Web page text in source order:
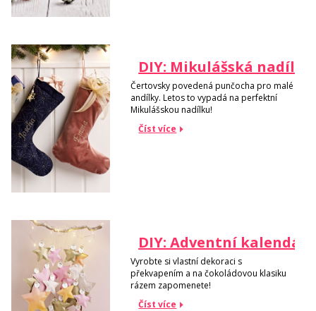
DIY: Mikulášská nadílka
Čertovsky povedená punčocha pro malé
andílky. Letos to vypadá na perfektní
Mikulášskou nadílku!
Číst více
DIY: Adventní kalendář
Vyrobte si vlastní dekoraci s
překvapením a na čokoládovou klasiku
rázem zapomenete!
Číst více